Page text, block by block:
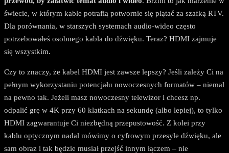
świecie, w którym kable potrafią potwornie się plątać za szafką RTV.
Dla porównania, w starszych systemach audio-wideo często
potrzebowałeś osobnego kabla do dźwięku. Teraz? HDMI zajmuje
się wszystkim.
Czy to znaczy, że kabel HDMI jest zawsze lepszy? Jeśli zależy Ci na
pełnym wykorzystaniu potencjału nowoczesnych formatów – niemal
na pewno tak. Jeżeli masz nowoczesny telewizor i chcesz np.
odpalić grę w 4K przy 60 klatkach na sekundę (albo lepiej), to tylko
HDMI zagwarantuje Ci niezbędną przepustowość. Z kolei przy
kablu optycznym nadal mówimy o cyfrowym przesyle dźwięku, ale
sam obraz i tak będzie musiał przejść innym łączem – nie